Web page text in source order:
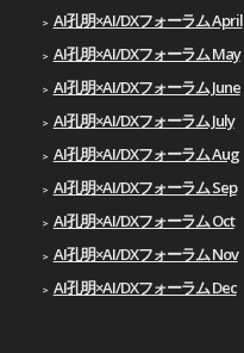
AI孔明×AI/DXフォーラム April
AI孔明×AI/DXフォーラム May
AI孔明×AI/DXフォーラム June
AI孔明×AI/DXフォーラム July
AI孔明×AI/DXフォーラム Aug
AI孔明×AI/DXフォーラム Sep
AI孔明×AI/DXフォーラム Oct
AI孔明×AI/DXフォーラム Nov
AI孔明×AI/DXフォーラム Dec